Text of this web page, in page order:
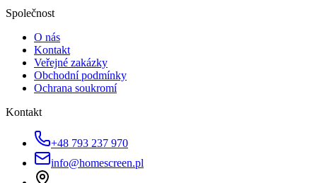
Společnost
O nás
Kontakt
Veřejné zakázky
Obchodní podmínky
Ochrana soukromí
Kontakt
+48 793 237 970
info@homescreen.pl